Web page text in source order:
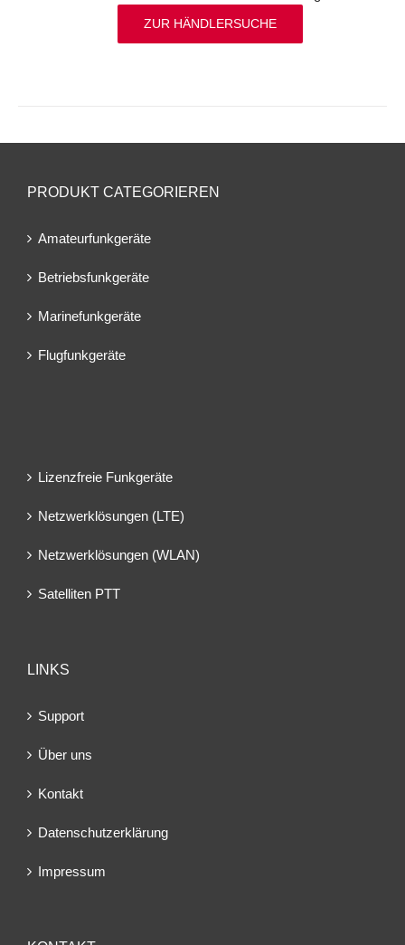
ZUR HÄNDLERSUCHE
PRODUKT CATEGORIEREN
Amateurfunkgeräte
Betriebsfunkgeräte
Marinefunkgeräte
Flugfunkgeräte
Lizenzfreie Funkgeräte
Netzwerklösungen (LTE)
Netzwerklösungen (WLAN)
Satelliten PTT
LINKS
Support
Über uns
Kontakt
Datenschutzerklärung
Impressum